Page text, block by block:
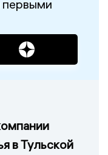
первыми
в Тульской